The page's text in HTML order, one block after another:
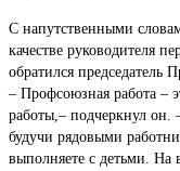
С напутственными
качестве руководителя
обратился председатель
– Профсоюзная работа –
работы,– подчеркнул он.
будучи рядовыми
выполняете с детьми. На